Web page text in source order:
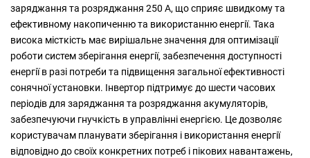
заряджання та розряджання 250 А, що сприяє швидкому та
ефективному накопиченню та використанню енергії. Така
висока місткість має вирішальне значення для оптимізації
роботи систем зберігання енергії, забезпечення доступності
енергії в разі потреби та підвищення загальної ефективності
сонячної установки. Інвертор підтримує до шести часових
періодів для заряджання та розряджання акумуляторів,
забезпечуючи гнучкість в управлінні енергією. Це дозволяє
користувачам планувати зберігання і використання енергії
відповідно до своїх конкретних потреб і пікових навантажень,